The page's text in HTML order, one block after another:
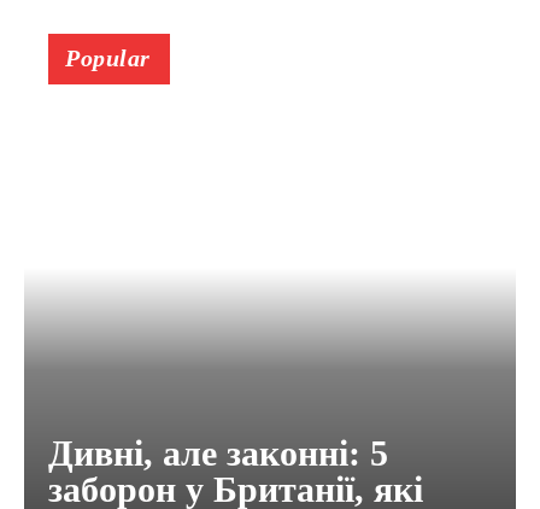
Popular
Дивні, але законні: 5
заборон у Британії, які